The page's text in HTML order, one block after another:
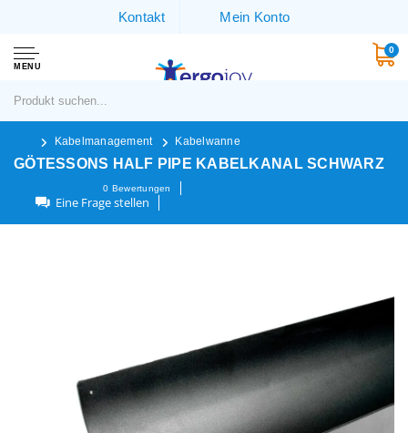
Kontakt Mein Konto
MENU
0
Kabelmanagement Kabelwanne
GÖTESSONS HALF PIPE KABELKANAL SCHWARZ
0 Bewertungen
Eine Frage stellen